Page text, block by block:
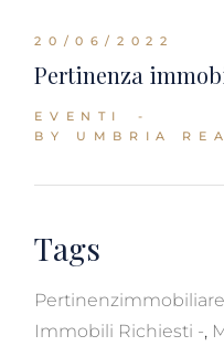
20/06/2022
Pertinenza
EVENTI
BY UMBRIA
Tags
Pertinenzimmobiliare
Immobili Richiesti
,